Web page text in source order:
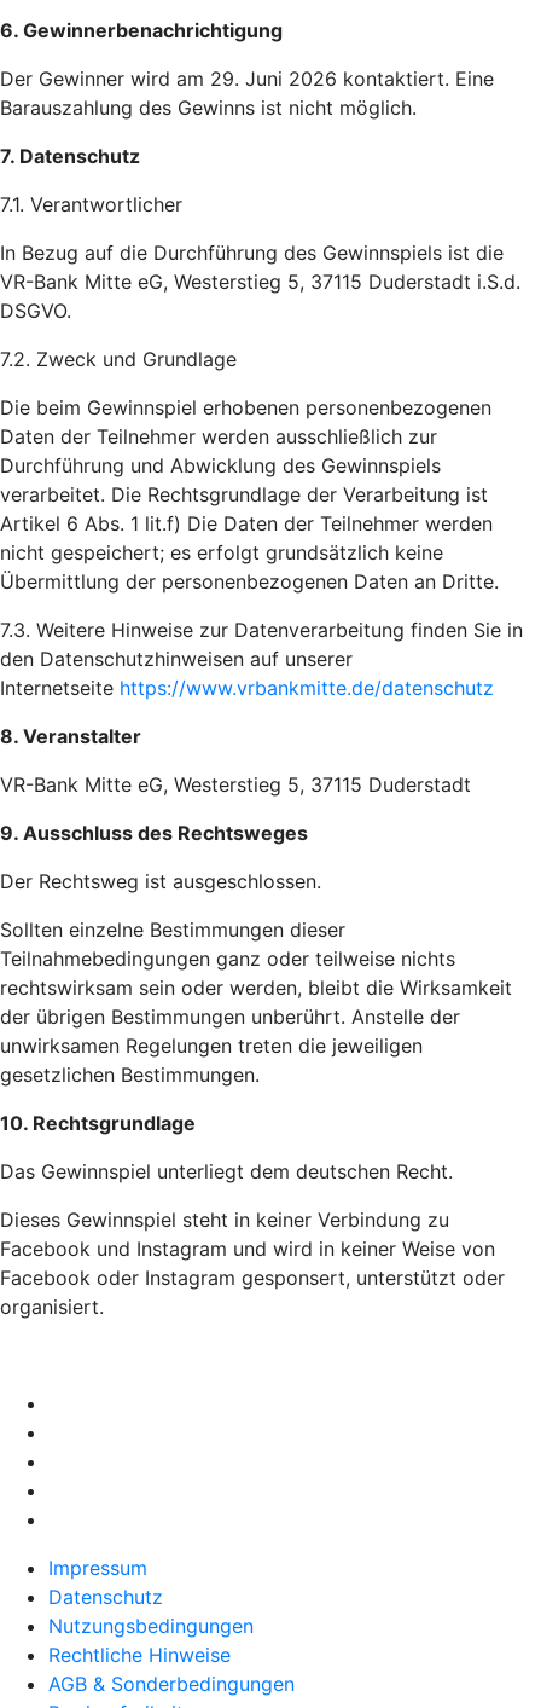
6. Gewinnerbenachrichtigung
Der Gewinner wird am 29. Juni 2026 kontaktiert. Eine
Barauszahlung des Gewinns ist nicht möglich.
7. Datenschutz
7.1. Verantwortlicher
In Bezug auf die Durchführung des Gewinnspiels ist die
VR-Bank Mitte eG, Westerstieg 5, 37115 Duderstadt i.S.d.
DSGVO.
7.2. Zweck und Grundlage
Die beim Gewinnspiel erhobenen personenbezogenen
Daten der Teilnehmer werden ausschließlich zur
Durchführung und Abwicklung des Gewinnspiels
verarbeitet. Die Rechtsgrundlage der Verarbeitung ist
Artikel 6 Abs. 1 lit.f) Die Daten der Teilnehmer werden
nicht gespeichert; es erfolgt grundsätzlich keine
Übermittlung der personenbezogenen Daten an Dritte.
7.3. Weitere Hinweise zur Datenverarbeitung finden Sie in
den Datenschutzhinweisen auf unserer
Internetseite https://www.vrbankmitte.de/datenschutz
8. Veranstalter
VR-Bank Mitte eG, Westerstieg 5, 37115 Duderstadt
9. Ausschluss des Rechtsweges
Der Rechtsweg ist ausgeschlossen.
Sollten einzelne Bestimmungen dieser
Teilnahmebedingungen ganz oder teilweise nichts
rechtswirksam sein oder werden, bleibt die Wirksamkeit
der übrigen Bestimmungen unberührt. Anstelle der
unwirksamen Regelungen treten die jeweiligen
gesetzlichen Bestimmungen.
10. Rechtsgrundlage
Das Gewinnspiel unterliegt dem deutschen Recht.
Dieses Gewinnspiel steht in keiner Verbindung zu
Facebook und Instagram und wird in keiner Weise von
Facebook oder Instagram gesponsert, unterstützt oder
organisiert.
Impressum
Datenschutz
Nutzungsbedingungen
Rechtliche Hinweise
AGB & Sonderbedingungen